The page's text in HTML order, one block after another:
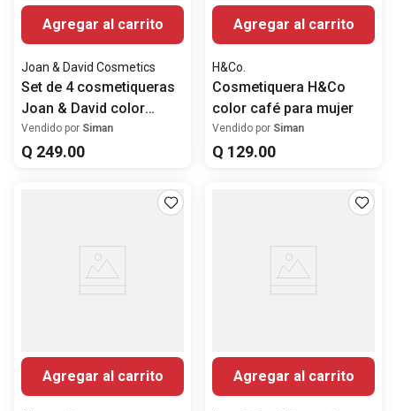
Agregar al carrito
Joan & David Cosmetics
Set de 4 cosmetiqueras
Joan & David color
negro para mujer
Vendido por Siman
Q 249.00
Agregar al carrito
H&Co.
Cosmetiquera H&Co
color café para mujer
Vendido por Siman
Q 129.00
Agregar al carrito Agregar al carrito